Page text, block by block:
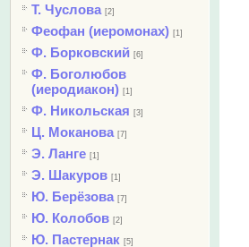
Т. Чуслова [2]
Феофан (иеромонах) [1]
Ф. Борковский [6]
Ф. Боголюбов
(иеродиакон) [1]
Ф. Никольская [3]
Ц. Моканова [7]
Э. Ланге [1]
Э. Шакуров [1]
Ю. Берёзова [7]
Ю. Колобов [2]
Ю. Пастернак [5]